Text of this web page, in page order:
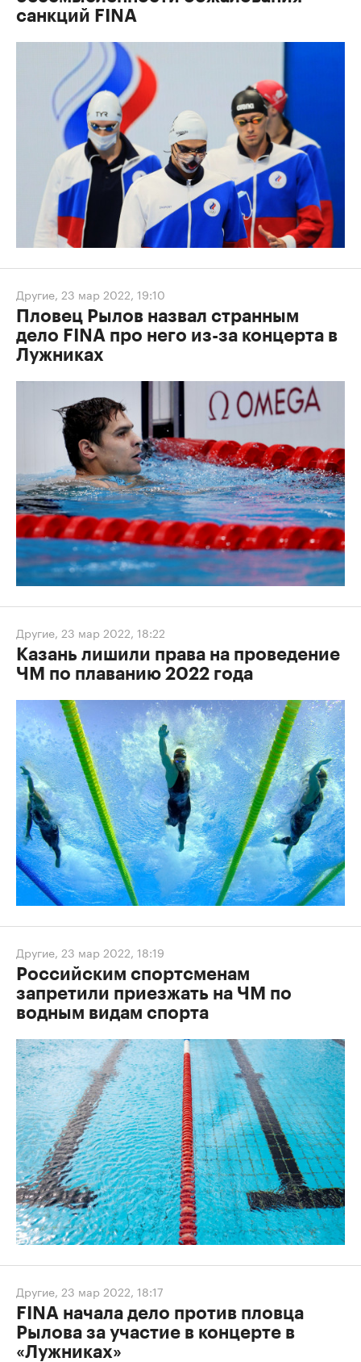
санкций FINA
Другие, 23 мар 2022, 19:10
Пловец Рылов назвал странным
дело FINA про него из-за концерта в
Лужниках
Другие, 23 мар 2022, 18:22
Казань лишили права на проведение
ЧМ по плаванию 2022 года
Другие, 23 мар 2022, 18:19
Российским спортсменам
запретили приезжать на ЧМ по
водным видам спорта
Другие, 23 мар 2022, 18:17
FINA начала дело против пловца
Рылова за участие в концерте в
«Лужниках»